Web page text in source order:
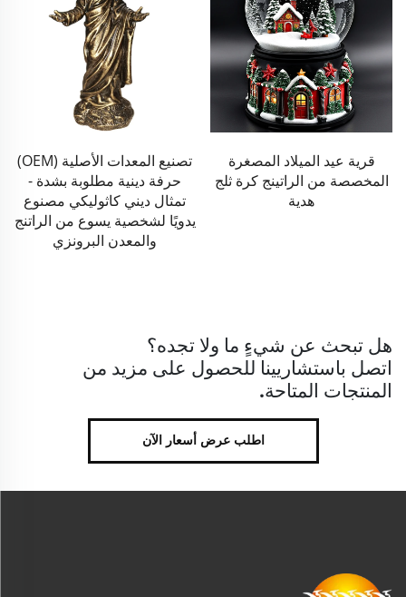
حرفة دينية مطلوبة بشدة -
تمثال ديني كاثوليكي مصنوع
تمثال شجرة عيد الميلاد
الخزفي اليدوي جميل ومسامح
زينة مبيعات ساخنة زينة المنزل
توريد الجملة المخصصة لعيد
الميلاد والأعياد
هل تبحث عن شيءٍ ما ولا تجده؟
اتصل باستشاريينا للحصول على مزيد من
المنتجات المتاحة.
اطلب عرض أسعار الآن